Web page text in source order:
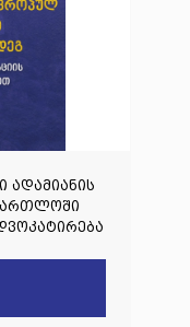
ადამიანის